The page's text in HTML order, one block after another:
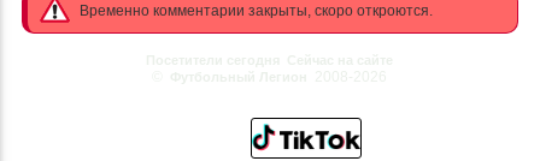
Временно комментарии закрыты, скоро откроются.